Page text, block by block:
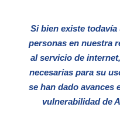
Si bien existe
personas en nuestra
al servicio de
necesarias para su
se han dado avances
vulnerabilidad de